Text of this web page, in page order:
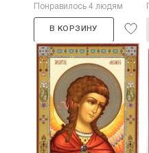
Понравилось 4 людям
В КОРЗИНУ